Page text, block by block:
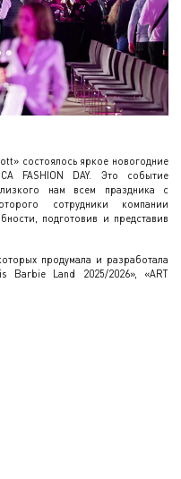
состоялось яркое новогодние
FASHION DAY. Это событие
нам всем праздника с
сотрудники компании
подготовив и представив
продумала и разработала
Barbie Land 2025/2026», «ART